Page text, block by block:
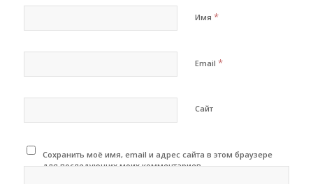
Имя *
Email *
Сайт
Сохранить моё имя, email и адрес сайта в этом браузере
для последующих моих комментариев.